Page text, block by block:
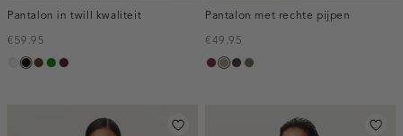
Pantalon in twill kwaliteit
€59.95
ecru
zwart
toffee
groenpruim,
Pantalon met rechte pijpen
€49.95
bordeaux,
taupe,
choco,
bruin